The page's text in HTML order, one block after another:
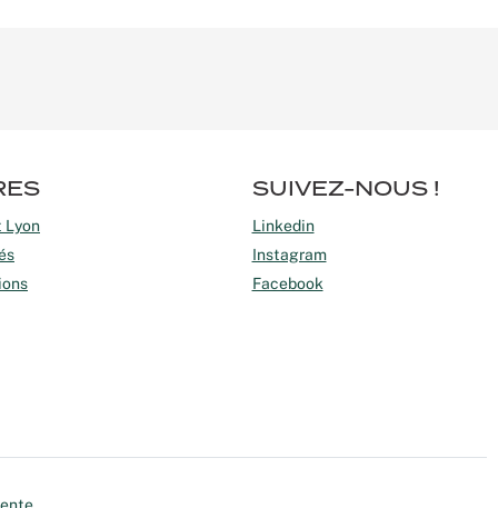
Lyon
SUIVEZ-NOUS !
Linkedin
Instagram
Facebook